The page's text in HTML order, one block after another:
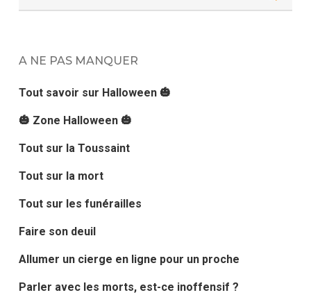
A NE PAS MANQUER
Tout savoir sur Halloween 🎃
🎃 Zone Halloween 🎃
Tout sur la Toussaint
Tout sur la mort
Tout sur les funérailles
Faire son deuil
Allumer un cierge en ligne pour un proche
Parler avec les morts, est-ce inoffensif ?